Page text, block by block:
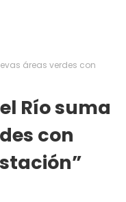
áreas verdes con
Río suma
con